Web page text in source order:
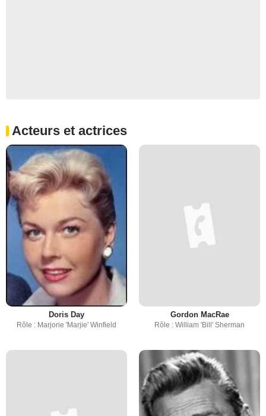
Acteurs et actrices
Doris Day
Rôle : Marjorie 'Marjie' Winfield
Gordon MacRae
Rôle : William 'Bill' Sherman